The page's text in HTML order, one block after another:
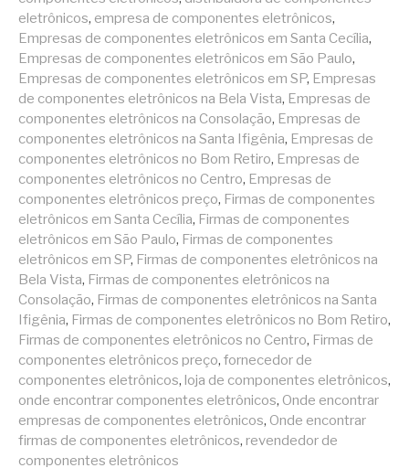
eletrônicos, empresa de componentes eletrônicos,
Empresas de componentes eletrônicos em Santa Cecília,
Empresas de componentes eletrônicos em São Paulo,
Empresas de componentes eletrônicos em SP, Empresas
de componentes eletrônicos na Bela Vista, Empresas de
componentes eletrônicos na Consolação, Empresas de
componentes eletrônicos na Santa Ifigênia, Empresas de
componentes eletrônicos no Bom Retiro, Empresas de
componentes eletrônicos no Centro, Empresas de
componentes eletrônicos preço, Firmas de componentes
eletrônicos em Santa Cecília, Firmas de componentes
eletrônicos em São Paulo, Firmas de componentes
eletrônicos em SP, Firmas de componentes eletrônicos na
Bela Vista, Firmas de componentes eletrônicos na
Consolação, Firmas de componentes eletrônicos na Santa
Ifigênia, Firmas de componentes eletrônicos no Bom Retiro,
Firmas de componentes eletrônicos no Centro, Firmas de
componentes eletrônicos preço, fornecedor de
componentes eletrônicos, loja de componentes eletrônicos,
onde encontrar componentes eletrônicos, Onde encontrar
empresas de componentes eletrônicos, Onde encontrar
firmas de componentes eletrônicos, revendedor de
componentes eletrônicos